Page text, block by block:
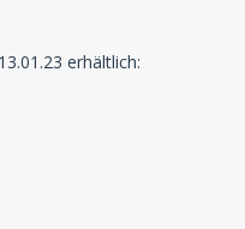
erhältlich: